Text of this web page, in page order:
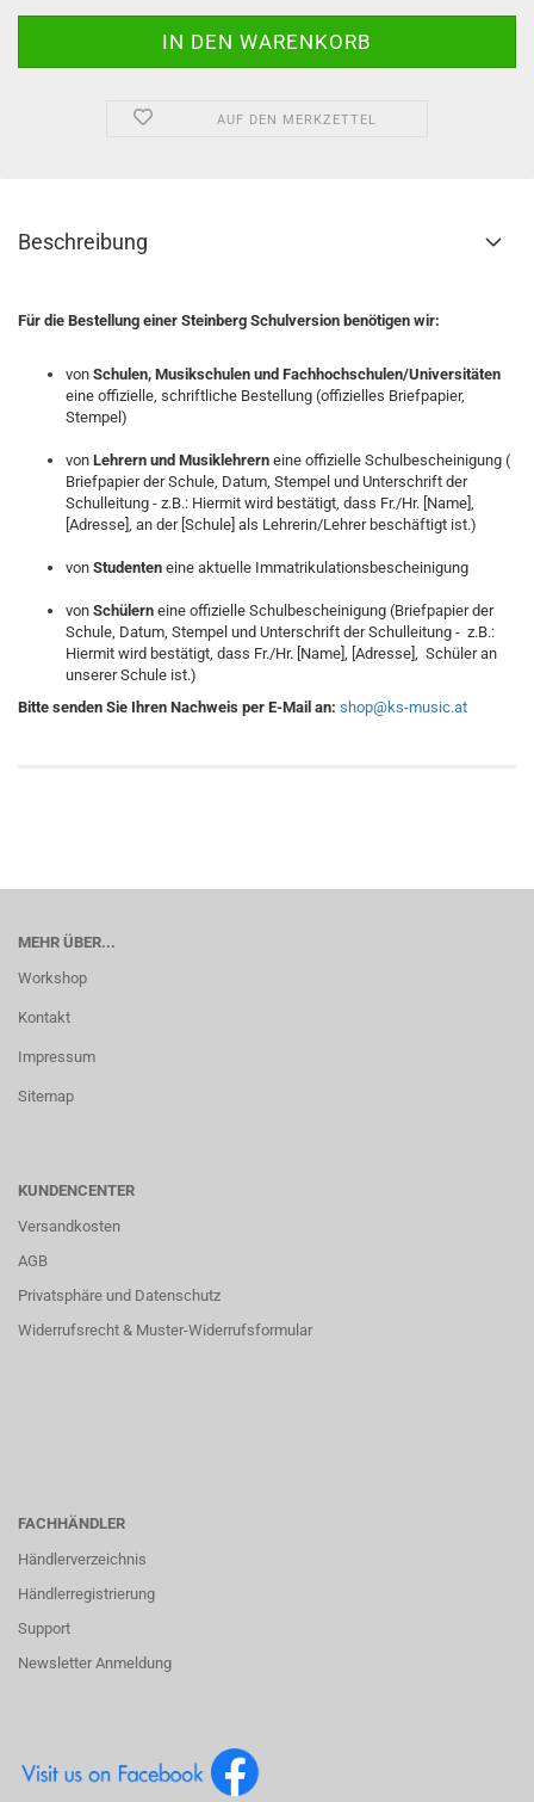
AUF DEN MERKZETTEL
Beschreibung
Für die Bestellung einer Steinberg Schulversion benötigen wir:
von Schulen, Musikschulen und Fachhochschulen/Universitäten
eine offizielle, schriftliche Bestellung (offizielles Briefpapier,
Stempel)
von Lehrern und Musiklehrern eine offizielle Schulbescheinigung (
Briefpapier der Schule, Datum, Stempel und Unterschrift der
Schulleitung - z.B.: Hiermit wird bestätigt, dass Fr./Hr. [Name],
[Adresse], an der [Schule] als Lehrerin/Lehrer beschäftigt ist.)
von Studenten eine aktuelle Immatrikulationsbescheinigung
von Schülern eine offizielle Schulbescheinigung (Briefpapier der
Schule, Datum, Stempel und Unterschrift der Schulleitung - z.B.:
Hiermit wird bestätigt, dass Fr./Hr. [Name], [Adresse], Schüler an
unserer Schule ist.)
Bitte senden Sie Ihren Nachweis per E-Mail an: shop@ks-music.at
MEHR ÜBER...
Workshop
Kontakt
Impressum
Sitemap
KUNDENCENTER
Versandkosten
AGB
Privatsphäre und Datenschutz
Widerrufsrecht & Muster-Widerrufsformular
FACHHÄNDLER
Händlerverzeichnis
Händlerregistrierung
Support
Newsletter Anmeldung